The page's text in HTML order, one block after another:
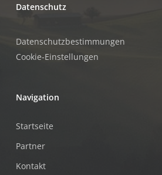
Datenschutz
Datenschutzbestimmungen
Cookie-Einstellungen
Navigation
Startseite
Partner
Kontakt